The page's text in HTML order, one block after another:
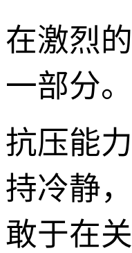
在激烈
一部分。
抗压能
持冷静
敢于在